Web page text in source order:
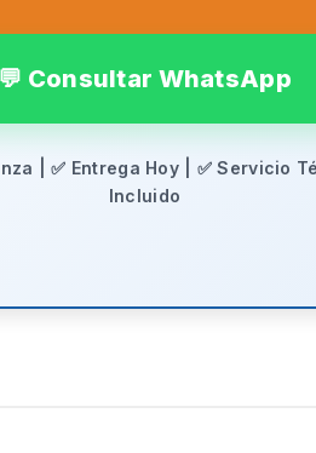
💬 Consultar WhatsApp
| ✅ Entrega Hoy | ✅ Servicio
Incluido